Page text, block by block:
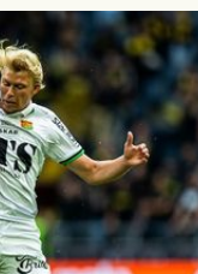
och HŠK Zrinjski